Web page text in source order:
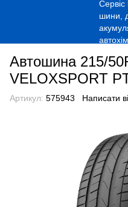
Автошина 215/
VELOXSPORT
Артикул: 575943 Написати